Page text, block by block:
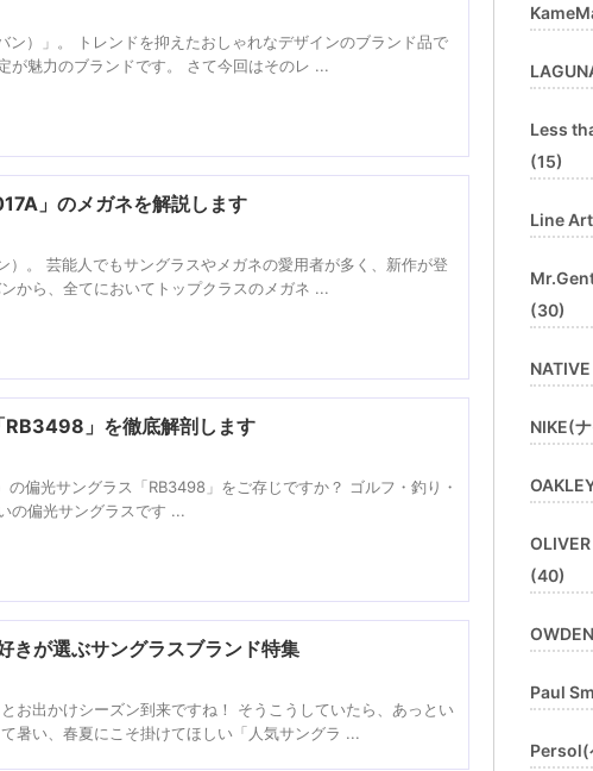
）」。 トレンドを抑えたおしゃれなデザインのブランド品で
が魅力のブランドです。 さて今回はそのレ ...
」のメガネを解説します
。 芸能人でもサングラスやメガネの愛用者が多く、新作が登
から、全てにおいてトップクラスのメガネ ...
RB3498」を徹底解剖します
偏光サングラス「RB3498」をご存じですか？ ゴルフ・釣り・
の偏光サングラスです ...
きが選ぶサングラスブランド特集
お出かけシーズン到来ですね！ そうこうしていたら、あっとい
暑い、春夏にこそ掛けてほしい「人気サングラ ...
Less
(15)
Line
(30)
NIKE(
(40)
Paul
Persol(